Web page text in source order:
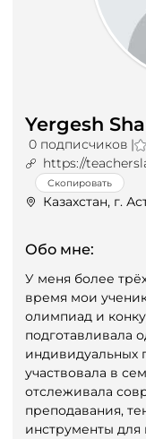
Yergesh
0 подписчиков |
https://
Скопировать
Казахстан, г.
Обо мне:
У меня более
время мои
олимпиад и
подготавливала
индивидуальных
участвовала в
отслеживала
преподавания,
инструменты для